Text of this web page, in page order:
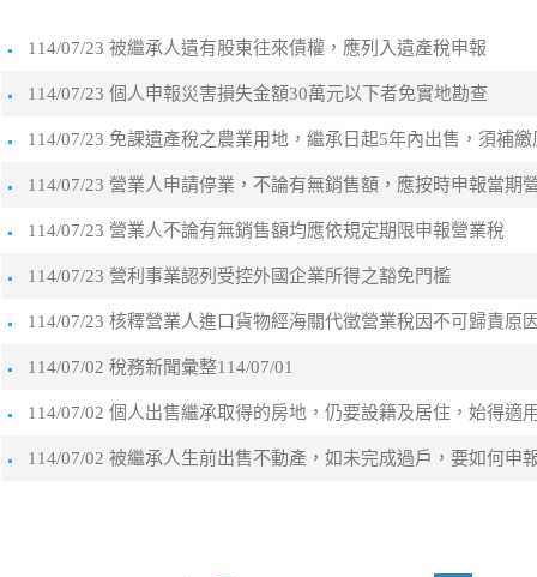
114/07/23 被繼承人遺有股東往來債權，應列入遺產稅申報
114/07/23 個人申報災害損失金額30萬元以下者免實地勘查
114/07/23 免課遺產稅之農業用地，繼承日起5年內出售，須補
114/07/23 營業人申請停業，不論有無銷售額，應按時申報當期
114/07/23 營業人不論有無銷售額均應依規定期限申報營業稅
114/07/23 營利事業認列受控外國企業所得之豁免門檻
114/07/23 核釋營業人進口貨物經海關代徵營業稅因不可歸責原
114/07/02 稅務新聞彙整114/07/01
114/07/02 個人出售繼承取得的房地，仍要設籍及居住，始得適
114/07/02 被繼承人生前出售不動產，如未完成過戶，要如何申